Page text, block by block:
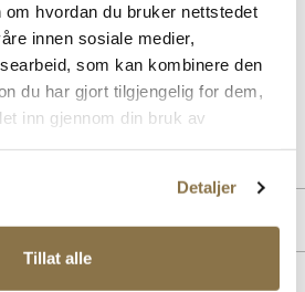
hvordan du bruker nettstedet
innen sosiale medier,
som kan kombinere den
du har gjort tilgjengelig for dem,
inn gjennom din bruk av
Detaljer
Tillat alle
fleksibel såle og godt grep. Sandalene
tilpasning. Sandalen tåler vann og lek